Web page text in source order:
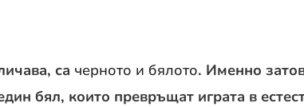
са черното и бялото. Именно
бял, които превръщат играта в